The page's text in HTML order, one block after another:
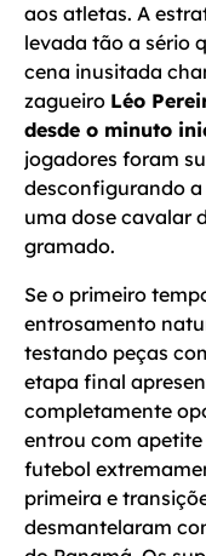
aos atletas. A
levada tão a sério
cena inusitada
zagueiro Léo
desde o minuto
jogadores foram
desconfigurando
uma dose cavalar
gramado.
Se o primeiro
entrosamento
testando peças
etapa final
completamente
entrou com
futebol
primeira e
desmantelaram